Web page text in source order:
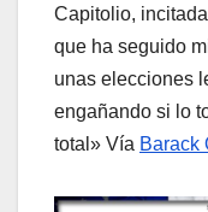
Capitolio,
que ha seguido
unas elecciones
engañando si lo
total» Vía Barack